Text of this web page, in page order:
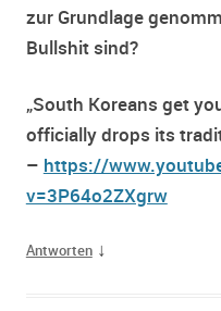
zur Grundlage
Bullshit sind?
„South Koreans get
officially drops its
– https://
v=3P64o2ZXgrw
Antworten ↓